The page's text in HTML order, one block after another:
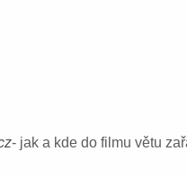
- jak a kde do filmu větu